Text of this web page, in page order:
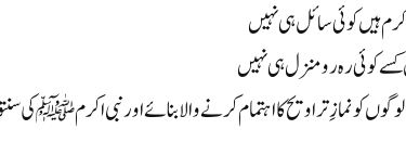
ہیں کوئی سائل ہی نہیں
کسے کوئی رہ رومنزل ہی نہیں
کو نمازِ تراویح کا اہتمام کرنے والا بنائے اور نبی اکرم ﷺ کی